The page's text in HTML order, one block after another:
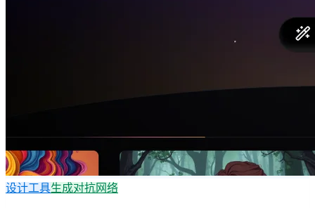
设计工具生成对抗网络